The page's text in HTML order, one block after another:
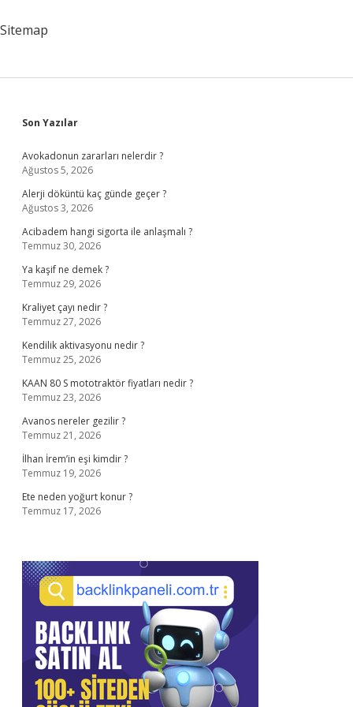
Sitemap
Sidebar
Son Yazılar
Avokadonun zararları nelerdir ?
Ağustos 5, 2026
Alerji döküntü kaç günde geçer ?
Ağustos 3, 2026
Acibadem hangi sigorta ile anlaşmalı ?
Temmuz 30, 2026
Ya kaşif ne demek ?
Temmuz 29, 2026
Kraliyet çayı nedir ?
Temmuz 27, 2026
Kendilik aktivasyonu nedir ?
Temmuz 25, 2026
KAAN 80 S mototraktör fiyatları nedir ?
Temmuz 23, 2026
Avanos nereler gezilir ?
Temmuz 21, 2026
İlhan İrem’in eşi kimdir ?
Temmuz 19, 2026
Ete neden yoğurt konur ?
Temmuz 17, 2026